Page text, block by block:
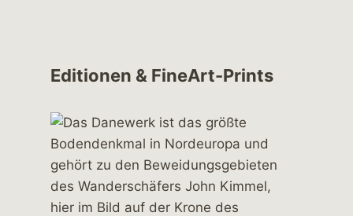
Editionen & FineArt-Prints